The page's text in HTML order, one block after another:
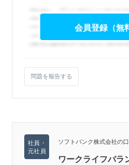
会員登録（無
問題を報告する
ソフトバンク株式会社の
ワークライフバラ